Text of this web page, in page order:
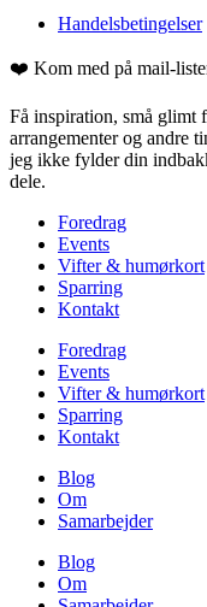
Handelsbetingelser
❤️ Kom med på mail-
Få inspiration, små glimt
arrangementer og andre
jeg ikke fylder din
dele.
Foredrag
Events
Vifter & humørkort
Sparring
Kontakt
Foredrag
Events
Vifter & humørkort
Sparring
Kontakt
Blog
Om
Samarbejder
Blog
Om